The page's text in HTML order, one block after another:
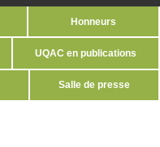
Honneurs
UQAC en publications
Salle de presse